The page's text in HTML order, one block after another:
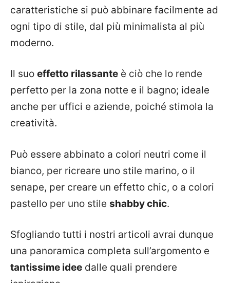
caratteristiche si può abbinare facilmente ad
ogni tipo di stile, dal più minimalista al più
moderno.
Il suo effetto rilassante è ciò che lo rende
perfetto per la zona notte e il bagno; ideale
anche per uffici e aziende, poiché stimola la
creatività.
Può essere abbinato a colori neutri come il
bianco, per ricreare uno stile marino, o il
senape, per creare un effetto chic, o a colori
pastello per uno stile shabby chic.
Sfogliando tutti i nostri articoli avrai dunque
una panoramica completa sull’argomento e
tantissime idee dalle quali prendere